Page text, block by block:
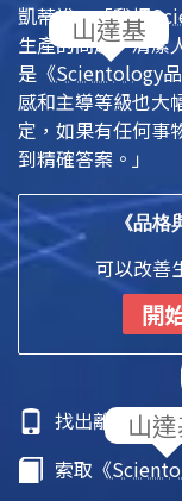
凱蒂說：「我把
生產的問題，清潔
是《Scientology
感和主導等級也大
定，如果有任何事
到精確答案。」
《品
可以改善
開
找出離你最近
索取《